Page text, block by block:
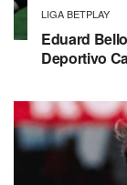
LIGA BETPLAY
Eduard
Deportivo